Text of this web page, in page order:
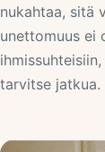
nukahtaa, sitä
unettomuus ei
tarvitse jatkua.